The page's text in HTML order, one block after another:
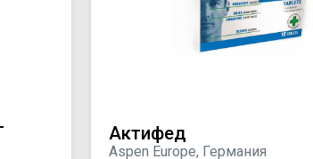
Актифед
Aspen Europe, Германия